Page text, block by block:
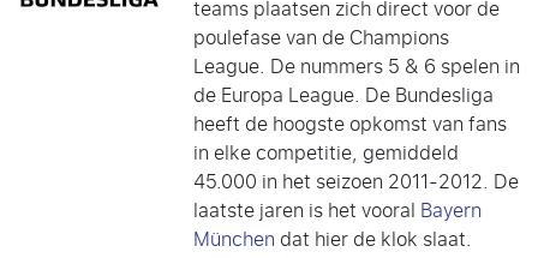
teams plaatsen zich direct voor de
poulefase van de Champions
League. De nummers 5 & 6 spelen in
de Europa League. De Bundesliga
heeft de hoogste opkomst van fans
in elke competitie, gemiddeld
45.000 in het seizoen 2011-2012. De
laatste jaren is het vooral Bayern
München dat hier de klok slaat.